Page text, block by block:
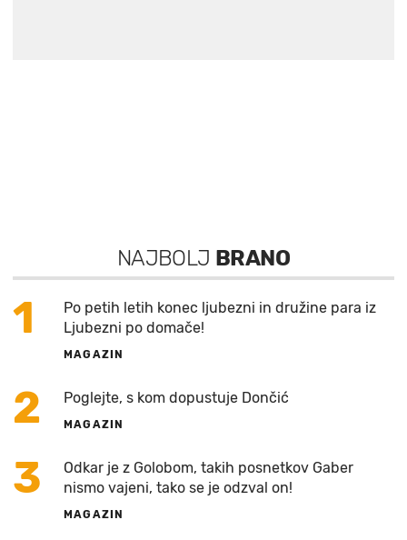
NAJBOLJ BRANO
1
Po petih letih konec ljubezni in družine para iz
Ljubezni po domače!
MAGAZIN
2 Poglejte, s kom dopustuje Dončić
MAGAZIN
3
Odkar je z Golobom, takih posnetkov Gaber
nismo vajeni, tako se je odzval on!
MAGAZIN